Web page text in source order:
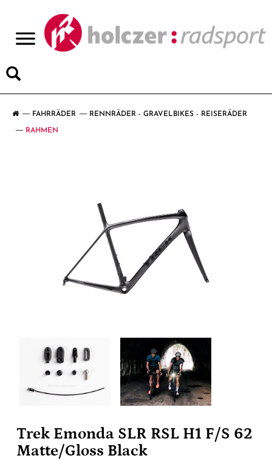
FAHRRÄDER RENNRÄDER - GRAVELBIKES - REISERÄDER
RAHMEN
Trek Emonda SLR RSL H1 F/S 62
Matte/Gloss Black